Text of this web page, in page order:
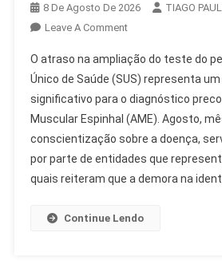
8 De Agosto De 2026
TIAGO
Leave A CommentOn
Na
Ampliação
Do
Teste
Do
Pezinho
Dificulta
O atraso na ampliação do teste do
Único de Saúde (SUS) representa
significativo para o diagnóstico
Muscular Espinhal (AME). Agosto,
conscientização sobre a doença,
por parte de entidades que
quais reiteram que a demora na
Continue Lendo